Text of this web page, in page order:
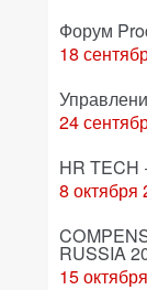
Форум
18
24
HR
8 октября
RUSSIA
15